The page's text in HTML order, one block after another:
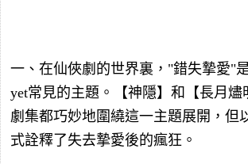
一、在仙俠劇的世界裏，"錯失摯愛"
yet常見的主題。【神隱】和【長月燼
劇集都巧妙地圍繞這一主題展開，但
式詮釋了失去摯愛後的瘋狂。